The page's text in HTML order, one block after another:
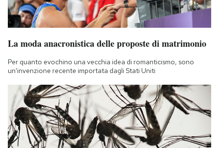
La moda anacronistica delle proposte di matrimonio
Per quanto evochino una vecchia idea di romanticismo, sono
un'invenzione recente importata dagli Stati Uniti